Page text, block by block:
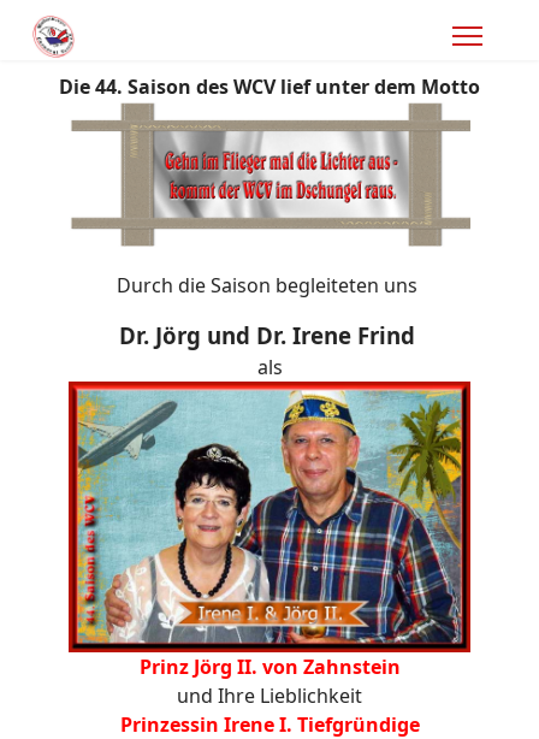
Die 44. Saison des WCV lief unter dem Motto
Durch die Saison begleiteten uns
Dr. Jörg und Dr. Irene Frind
als
Prinz Jörg II. von Zahnstein
und Ihre Lieblichkeit
Prinzessin Irene I. Tiefgründige